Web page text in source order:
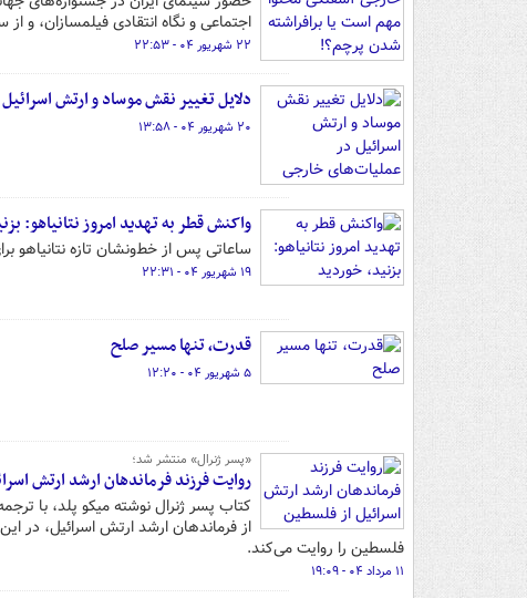
اجتماعی و نگاه انتقادی فیلمسازان، و
۲۲ شهریور ۰۴ - ۲۲:۵۳
دلایل تغییر نقش موساد و ارتش
۲۰ شهریور ۰۴ - ۱۳:۵۸
واکنش قطر به تهدید امروز نتانیاهو:
ساعاتی پس از خط‌ونشان تازه نتانیاهو
۱۹ شهریور ۰۴ - ۲۲:۳۱
قدرت، تنها مسیر صلح
۵ شهریور ۰۴ - ۱۲:۲۰
«پسر ژنرال» منتشر شد؛
روایت فرزند فرماندهان ارشد ارتش
کتاب پسر ژنرال نوشته میکو پلد، با
از فرماندهان ارشد ارتش اسرائیل، در
فلسطین را روایت می‌کند.
۱۱ مرداد ۰۴ - ۱۹:۰۹